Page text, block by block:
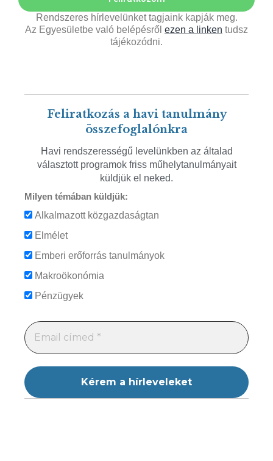
Rendszeres hírlevelünket tagjaink kapják meg.
Az Egyesületbe való belépésről ezen a linken tudsz
tájékozódni.
Feliratkozás a havi tanulmány
összefoglalónkra
Havi rendszerességű levelünkben az általad
választott programok friss műhelytanulmányait
küldjük el neked.
Milyen témában küldjük:
Alkalmazott közgazdaságtan
Elmélet
Emberi erőforrás tanulmányok
Makroökonómia
Pénzügyek